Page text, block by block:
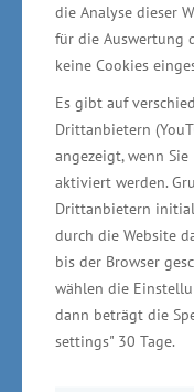
die Analyse dieser
für die Auswertung
keine Cookies
Es gibt auf
Drittanbietern
angezeigt, wenn
aktiviert werden.
Drittanbietern
durch die Website
bis der Browser
wählen die
dann beträgt die
settings" 30 Tage.
Etablierung
für CO2-neutrale
kluger Schritt der
technologischen
Das Netzwerk
erhalten. Das
rund 1,7